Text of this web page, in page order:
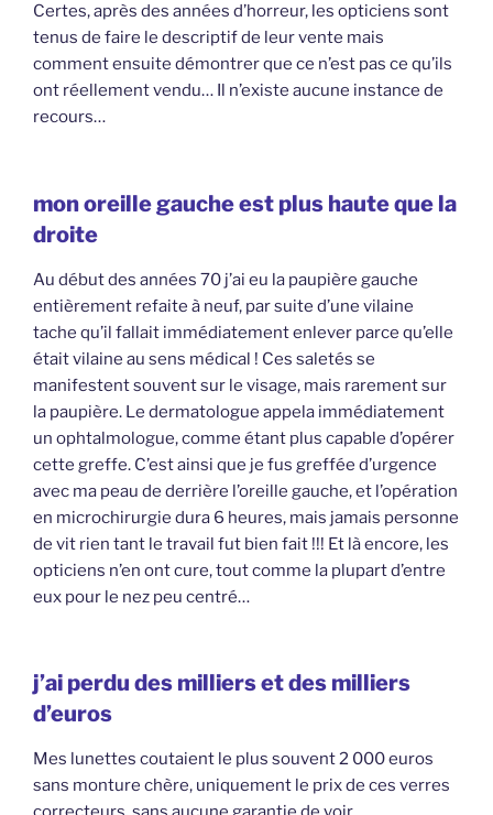
Certes, après des années d’horreur, les opticiens sont
tenus de faire le descriptif de leur vente mais
comment ensuite démontrer que ce n’est pas ce qu’ils
ont réellement vendu… Il n’existe aucune instance de
recours…
mon oreille gauche est plus haute que la
droite
Au début des années 70 j’ai eu la paupière gauche
entièrement refaite à neuf, par suite d’une vilaine
tache qu’il fallait immédiatement enlever parce qu’elle
était vilaine au sens médical ! Ces saletés se
manifestent souvent sur le visage, mais rarement sur
la paupière. Le dermatologue appela immédiatement
un ophtalmologue, comme étant plus capable d’opérer
cette greffe. C’est ainsi que je fus greffée d’urgence
avec ma peau de derrière l’oreille gauche, et l’opération
en microchirurgie dura 6 heures, mais jamais personne
de vit rien tant le travail fut bien fait !!! Et là encore, les
opticiens n’en ont cure, tout comme la plupart d’entre
eux pour le nez peu centré…
j’ai perdu des milliers et des milliers
d’euros
Mes lunettes coutaient le plus souvent 2 000 euros
sans monture chère, uniquement le prix de ces verres